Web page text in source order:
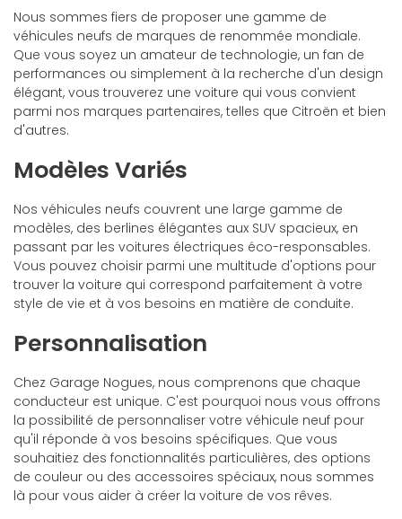
Nous sommes fiers de proposer une gamme de
véhicules neufs de marques de renommée mondiale.
Que vous soyez un amateur de technologie, un fan de
performances ou simplement à la recherche d'un design
élégant, vous trouverez une voiture qui vous convient
parmi nos marques partenaires, telles que Citroën et bien
d'autres.
Modèles Variés
Nos véhicules neufs couvrent une large gamme de
modèles, des berlines élégantes aux SUV spacieux, en
passant par les voitures électriques éco-responsables.
Vous pouvez choisir parmi une multitude d'options pour
trouver la voiture qui correspond parfaitement à votre
style de vie et à vos besoins en matière de conduite.
Personnalisation
Chez Garage Nogues, nous comprenons que chaque
conducteur est unique. C'est pourquoi nous vous offrons
la possibilité de personnaliser votre véhicule neuf pour
qu'il réponde à vos besoins spécifiques. Que vous
souhaitiez des fonctionnalités particulières, des options
de couleur ou des accessoires spéciaux, nous sommes
là pour vous aider à créer la voiture de vos rêves.